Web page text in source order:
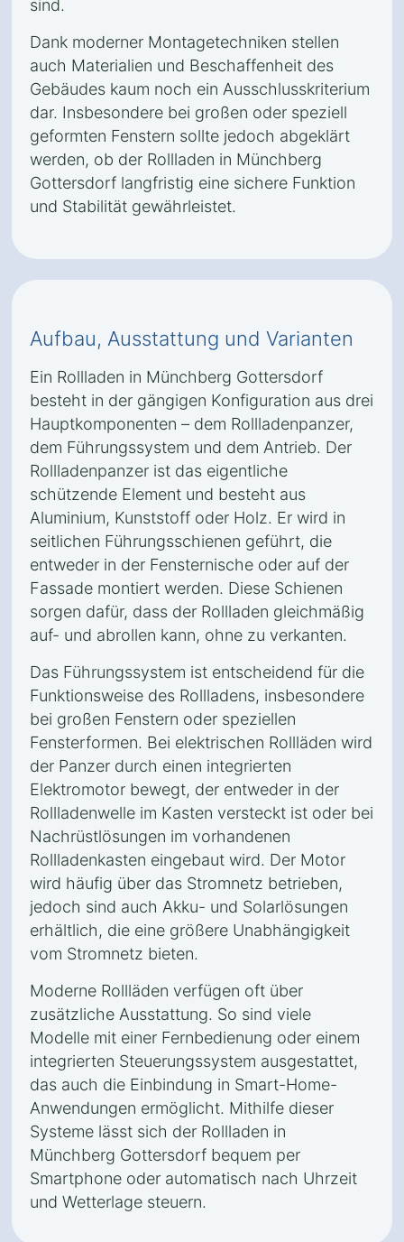
sind.
Dank moderner Montagetechniken stellen
auch Materialien und Beschaffenheit des
Gebäudes kaum noch ein Ausschlusskriterium
dar. Insbesondere bei großen oder speziell
geformten Fenstern sollte jedoch abgeklärt
werden, ob der Rollladen in Münchberg
Gottersdorf langfristig eine sichere Funktion
und Stabilität gewährleistet.
Aufbau, Ausstattung und Varianten
Ein Rollladen in Münchberg Gottersdorf
besteht in der gängigen Konfiguration aus drei
Hauptkomponenten – dem Rollladenpanzer,
dem Führungssystem und dem Antrieb. Der
Rollladenpanzer ist das eigentliche
schützende Element und besteht aus
Aluminium, Kunststoff oder Holz. Er wird in
seitlichen Führungsschienen geführt, die
entweder in der Fensternische oder auf der
Fassade montiert werden. Diese Schienen
sorgen dafür, dass der Rollladen gleichmäßig
auf- und abrollen kann, ohne zu verkanten.
Das Führungssystem ist entscheidend für die
Funktionsweise des Rollladens, insbesondere
bei großen Fenstern oder speziellen
Fensterformen. Bei elektrischen Rollläden wird
der Panzer durch einen integrierten
Elektromotor bewegt, der entweder in der
Rollladenwelle im Kasten versteckt ist oder bei
Nachrüstlösungen im vorhandenen
Rollladenkasten eingebaut wird. Der Motor
wird häufig über das Stromnetz betrieben,
jedoch sind auch Akku- und Solarlösungen
erhältlich, die eine größere Unabhängigkeit
vom Stromnetz bieten.
Moderne Rollläden verfügen oft über
zusätzliche Ausstattung. So sind viele
Modelle mit einer Fernbedienung oder einem
integrierten Steuerungssystem ausgestattet,
das auch die Einbindung in Smart-Home-
Anwendungen ermöglicht. Mithilfe dieser
Systeme lässt sich der Rollladen in
Münchberg Gottersdorf bequem per
Smartphone oder automatisch nach Uhrzeit
und Wetterlage steuern.